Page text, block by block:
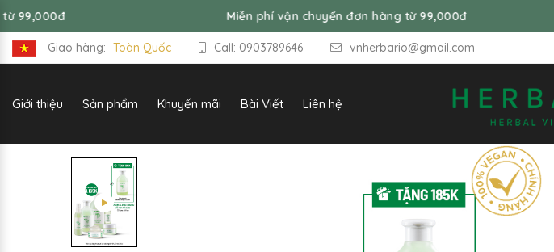
Miễn phí vận chuyển đơn hàng từ 99,000đ
Giao hàng: Toàn Quốc Call: 0903789646 vnherbario@gmail.com
Giới thiệu Sản phẩm Khuyến mãi Bài Viết Liên hệ